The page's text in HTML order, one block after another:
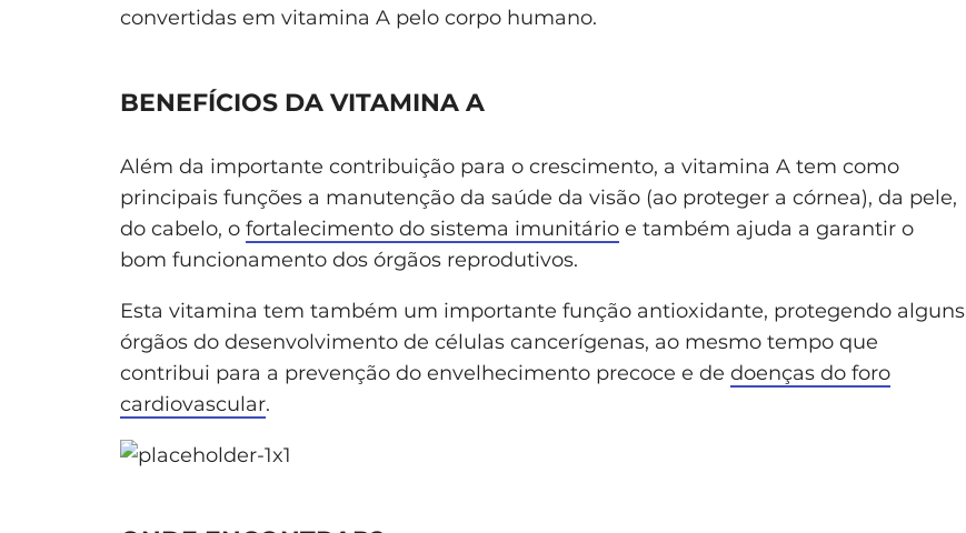
convertidas em vitamina A pelo corpo humano.
BENEFÍCIOS DA VITAMINA A
Além da importante contribuição para o crescimento, a vitamina A tem como
principais funções a manutenção da saúde da visão (ao proteger a córnea), da pele,
do cabelo, o fortalecimento do sistema imunitário e também ajuda a garantir o
bom funcionamento dos órgãos reprodutivos.
Esta vitamina tem também um importante função antioxidante, protegendo alguns
órgãos do desenvolvimento de células cancerígenas, ao mesmo tempo que
contribui para a prevenção do envelhecimento precoce e de doenças do foro
cardiovascular.